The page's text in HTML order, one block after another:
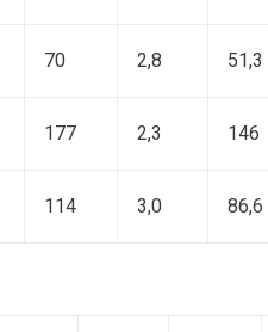
70 2,8 51,3
177 2,3 146
114 3,0 86,6